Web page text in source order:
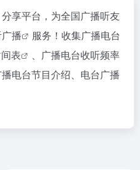
享平台，为全国广播听友
播
服务！收集广播电台
表 、 广播电台收听频率
电台节目介绍、电台广播